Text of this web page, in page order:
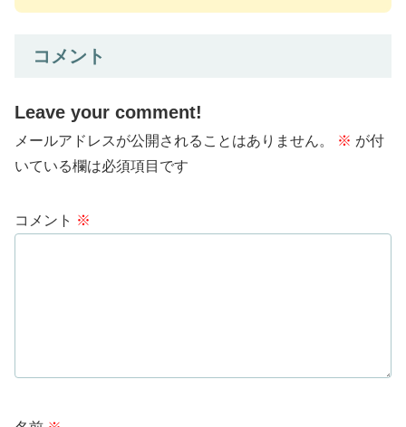
コメント
Leave your comment!
メールアドレスが公開されることはありません。 ※ が付
いている欄は必須項目です
コメント ※